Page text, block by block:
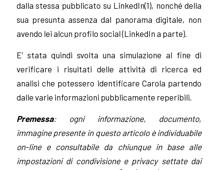
dalla stessa pubblicato su LinkedIn(1), nonché della
sua presunta assenza dal panorama digitale, non
avendo lei alcun profilo social (LinkedIn a parte).
E’ stata quindi svolta una simulazione al fine di
verificare i risultati delle attività di ricerca ed
analisi che potessero identificare Carola partendo
dalle varie informazioni pubblicamente reperibili.
Premessa: ogni informazione, documento,
immagine presente in questo articolo è individuabile
on-line e consultabile da chiunque in base alle
impostazioni di condivisione e privacy settate dai